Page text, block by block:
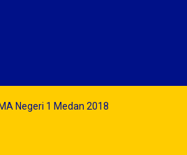
Negeri 1 Medan 2018